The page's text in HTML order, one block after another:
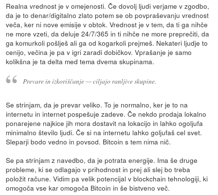
Realna vrednost je v omejenosti. Če dovolj ljudi verjame v zgodbo,
da je to denar/digitalno zlato potem se ob povpraševanju vrednost
veča, ker ni nove emisije v obtok. Vrednost je v tem, da ti ga nihče
ne more vzeti, da deluje 24/7/365 in ti nihče ne more preprečiti, da
ga komurkoli pošlješ ali ga od kogarkoli prejmeš. Nekateri ljudje to
cenijo, večina je pa v igri zaradi dobičkov. Vprašanje je samo
kolikšna je ta delta med tema dvema skupinama.
Prevare in izkoriščanje — ciljajo ranljive skupine.
Se strinjam, da je prevar veliko. To je normalno, ker je to na
internetu in internet pospešuje zadeve. Če nekdo prodaja lokalno
ponarejene najkice jih mora dostavit na lokacijo in lahko ogoljufa
minimalno število ljudi. Če si na internetu lahko goljufaš cel svet.
Sleparji bodo vedno in povsod. Bitcoin s tem nima nič.
Se pa strinjam z navedbo, da je potrata energije. Ima še druge
probleme, ki se odlagajo v prihodnost in prej ali slej bo treba
položit račune. Vidim pa velik potencijal v blockchain tehnologiji, ki
omogoča vse kar omogoča Bitcoin in še bistveno več.